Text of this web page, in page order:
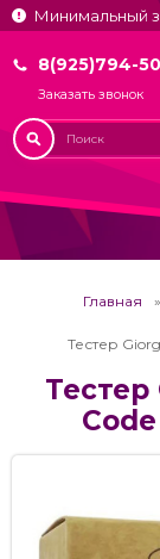
Минимальный
8(925)794-
Заказать звонок
Главная
Тестер